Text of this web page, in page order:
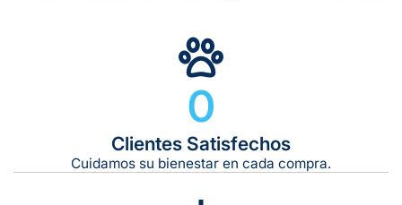
Gratuito en todos los pedidos
Tiempo de entrega estimado: 5 a 7 días hábiles
Gratis en compras de $599 o más
0
Clientes Satisfechos
Cuidamos su bienestar en cada compra.